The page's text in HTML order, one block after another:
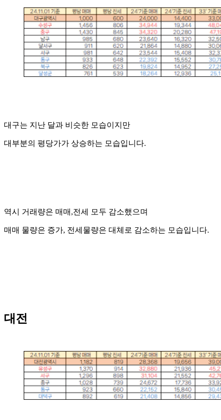
대구는 지난 달과 비슷한 모습이지만
대부분의 평당가가 상승하는 모습입니다.
역시 거래량은 매매,전세 모두 감소했으며
매매 물량은 증가, 전세물량은 대체로 감소하는 모습입니다.
대전